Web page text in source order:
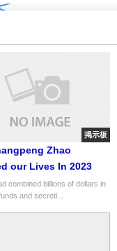
掲示板
Zhao
our Lives In 2023
combined billions of dollars in
and secretl...